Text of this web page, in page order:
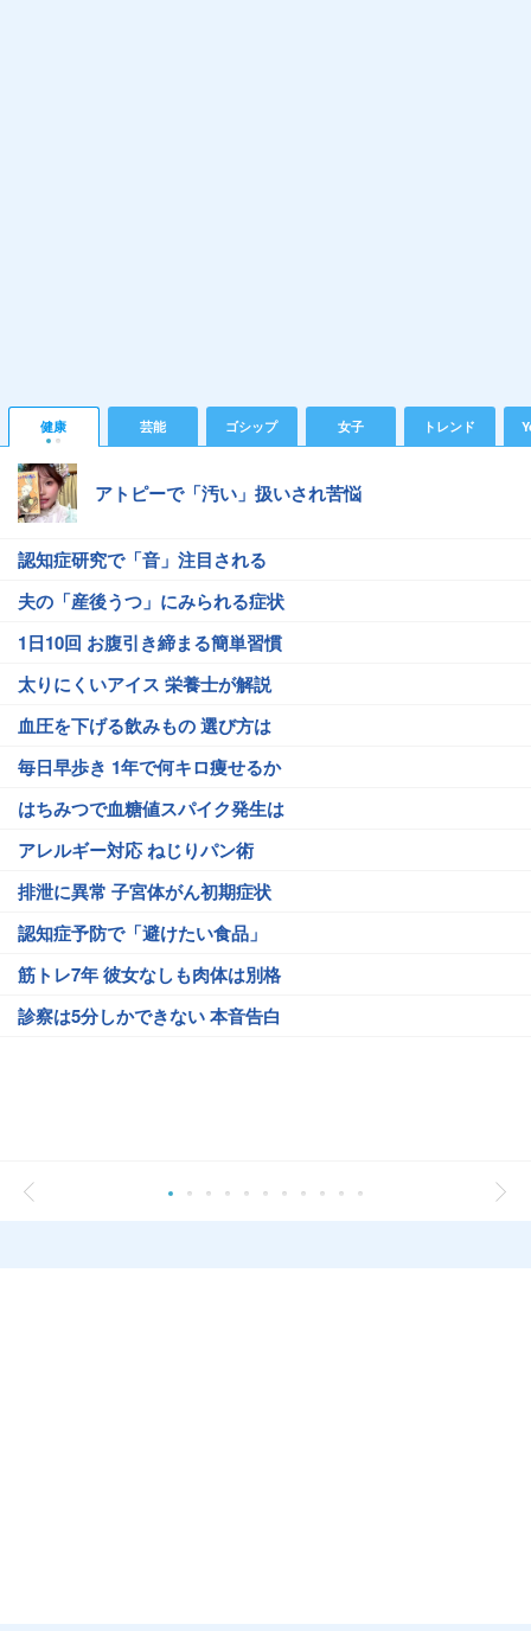
健康 芸能 ゴシップ 女子 トレンド
アトピーで「汚い」扱いされ苦悩
認知症研究で「音」注目される
夫の「産後うつ」にみられる症状
1日10回 お腹引き締まる簡単習慣
太りにくいアイス 栄養士が解説
血圧を下げる飲みもの 選び方は
毎日早歩き 1年で何キロ痩せるか
はちみつで血糖値スパイク発生は
アレルギー対応 ねじりパン術
排泄に異常 子宮体がん初期症状
認知症予防で「避けたい食品」
筋トレ7年 彼女なしも肉体は別格
診察は5分しかできない 本音告白